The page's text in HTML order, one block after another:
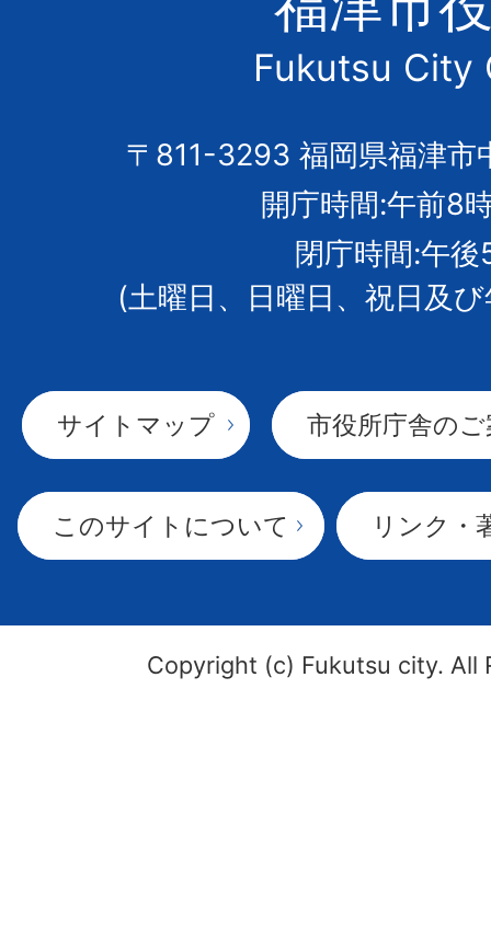
市
の
市
章
Fukutsu City
〒811-3293 福岡県福津市
開庁時間:午前8
閉庁時間:午後
(土曜日、日曜日、祝日及
サイトマップ 市役所庁舎の
このサイトについて リンク・
Copyright (c) Fukutsu city. All